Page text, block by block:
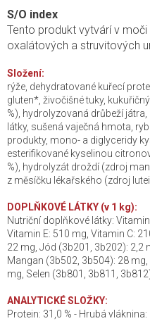
S/O index
Tento produkt vytvárí v
oxalátových a struvitových
Složení:
rýže, dehydratované kuřecí
gluten*, živočišné tuky,
%), hydrolyzovaná drůbeží
látky, sušená vaječná hmota,
produkty, mono- a diglyceridy
esterifikované kyselinou
%), hydrolyzát droždí (zdroj
z měsíčku lékařského (zdroj
DOPLŇKOVÉ LÁTKY (v 1 kg):
Nutriční doplňkové látky:
Vitamin E: 510 mg, Vitamin C:
22 mg, Jód (3b201, 3b202): 2,2
Mangan (3b502, 3b504): 28
mg, Selen (3b801, 3b811,
ANALYTICKÉ SLOŽKY:
Protein: 31,0 % - Hrubá